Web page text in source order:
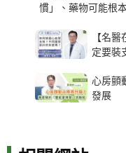
慣」、藥物可能根
【名
定要裝
心房顫
發展